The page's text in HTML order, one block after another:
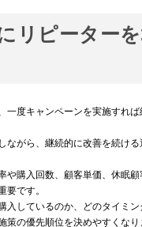
リピーター
一度キャンペーンを実施すれ
ながら、継続的に改善を続ける
や購入回数、顧客単価、休眠
要です。
入しているのか、どのタイミ
策の優先順位を決めやすくなり